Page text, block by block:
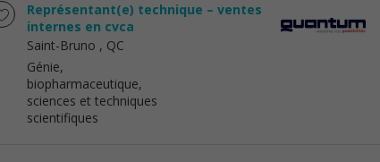
Représentant(e) technique – ventes
internes en cvca
Saint-Bruno , QC
Génie,
biopharmaceutique,
sciences et techniques
scientifiques